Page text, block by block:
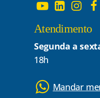
Atendimento
Segunda a
18h
Mandar